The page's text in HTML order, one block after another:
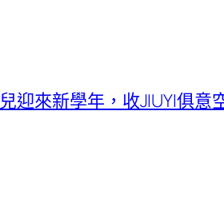
迎來新學年，收JIUYI俱意